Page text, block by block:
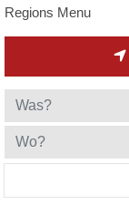
Regions Menu